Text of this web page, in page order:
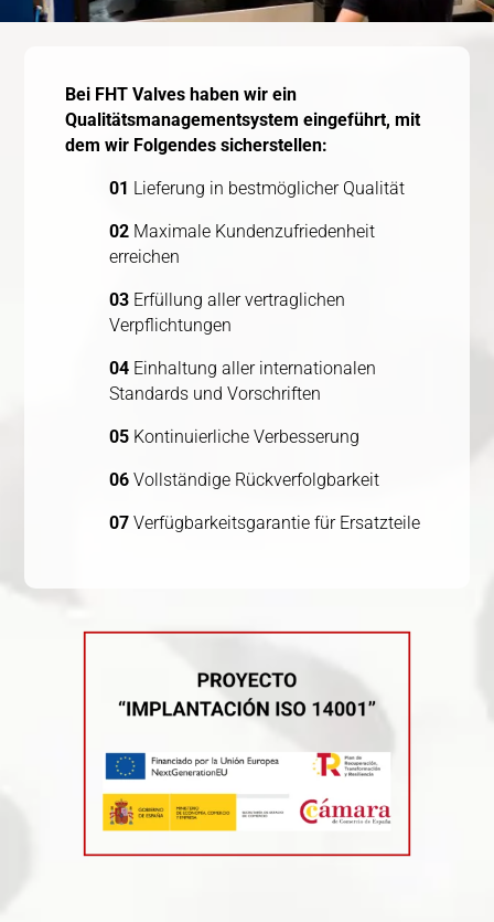
Bei FHT Valves haben wir ein
Qualitätsmanagementsystem eingeführt, mit
dem wir Folgendes sicherstellen:
01 Lieferung in bestmöglicher Qualität
02 Maximale Kundenzufriedenheit
erreichen
03 Erfüllung aller vertraglichen
Verpflichtungen
04 Einhaltung aller internationalen
Standards und Vorschriften
05 Kontinuierliche Verbesserung
06 Vollständige Rückverfolgbarkeit
07 Verfügbarkeitsgarantie für Ersatzteile